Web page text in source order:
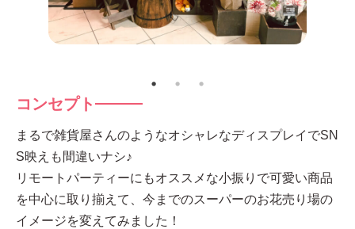
コンセプト
まるで雑貨屋さんのようなオシャレなディスプレイでSN
S映えも間違いナシ♪
リモートパーティーにもオススメな小振りで可愛い商品
を中心に取り揃えて、今までのスーパーのお花売り場の
イメージを変えてみました！